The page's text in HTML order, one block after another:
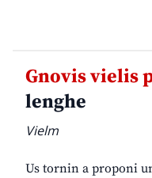
Gnovis vielis
lenghe
Vielm
Us tornin a proponi